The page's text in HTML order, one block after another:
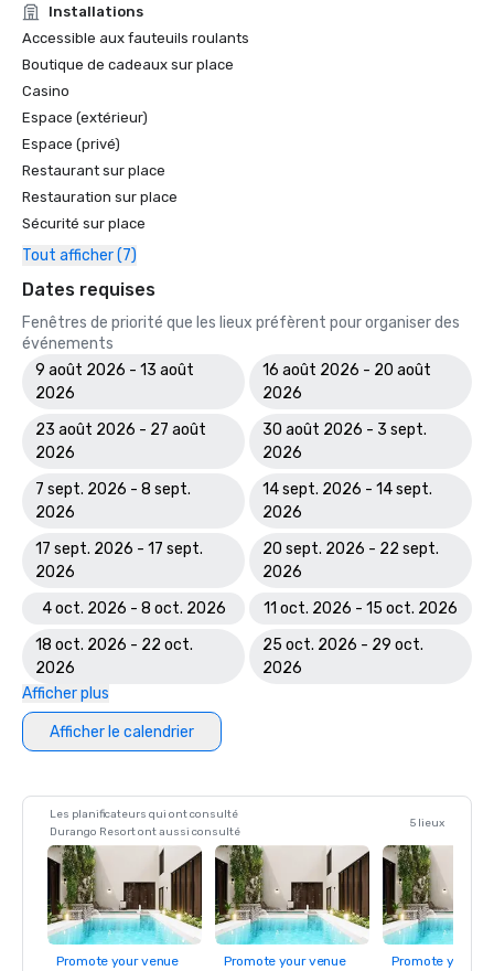
Installations
Accessible aux fauteuils roulants
Boutique de cadeaux sur place
Casino
Espace (extérieur)
Espace (privé)
Restaurant sur place
Restauration sur place
Sécurité sur place
Tout afficher (7)
Dates requises
Fenêtres de priorité que les lieux préfèrent pour organiser des
événements
9 août 2026 - 13 août
2026
16 août 2026 - 20 août
2026
23 août 2026 - 27 août
2026
30 août 2026 - 3 sept.
2026
7 sept. 2026 - 8 sept.
2026
14 sept. 2026 - 14 sept.
2026
17 sept. 2026 - 17 sept.
2026
20 sept. 2026 - 22 sept.
2026
4 oct. 2026 - 8 oct. 2026
11 oct. 2026 - 15 oct. 2026
18 oct. 2026 - 22 oct.
2026
25 oct. 2026 - 29 oct.
2026
Afficher plus
Afficher le calendrier
Les planificateurs qui ont consulté
Durango Resort ont aussi consulté
5 lieux
Promote your venue Promote your venue Promote your